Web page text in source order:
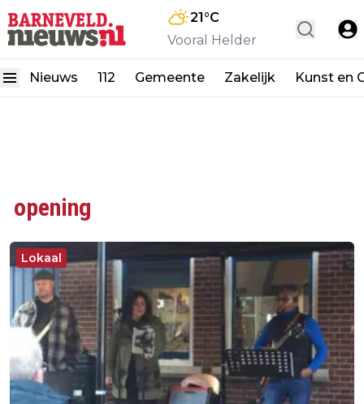
21°C
Vooral Helder
Nieuws 112 Gemeente Zakelijk Kunst en
opening
Lokaal